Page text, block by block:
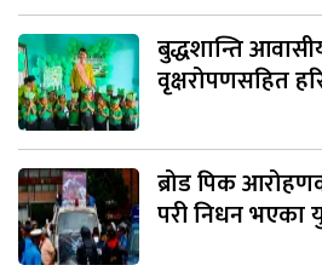
बुद्धशान्ति
वृक्षरोपणसहित
ब्रोड पिक
परी निधन भएका